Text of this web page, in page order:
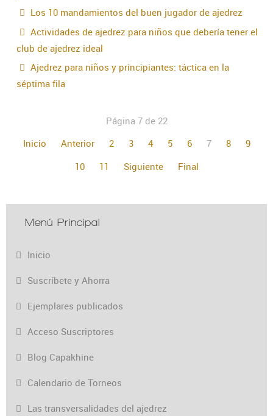
Los 10 mandamientos del buen jugador de ajedrez
Actividades de ajedrez para niños que debería tener el
club de ajedrez ideal
Ajedrez para niños y principiantes: táctica en la
séptima fila
Página 7 de 22
Inicio
Anterior 2 3 4 5 6 7 8
9
10
11 Siguiente Final
Menú Principal
Inicio
Suscríbete y Ahorra
Ejemplares publicados
Acceso Suscriptores
Blog Capakhine
Calendario de Torneos
Las transversalidades del ajedrez